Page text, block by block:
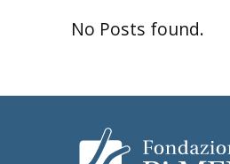
No Posts found.